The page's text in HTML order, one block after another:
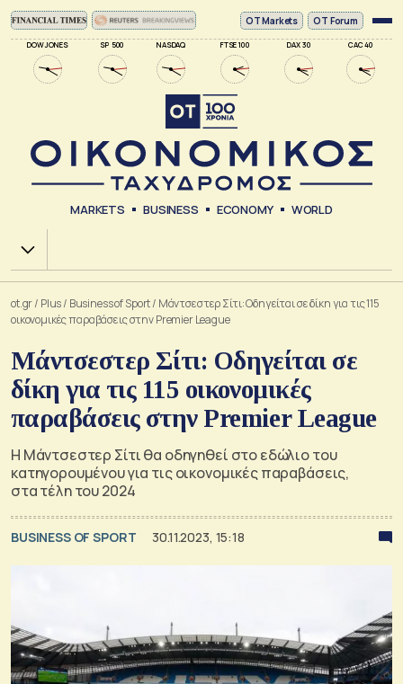
DOW JONES SP 500 NASDAQ FTSE 100 DAX 30 CAC 40
ΟΤ Markets OT Forum
MARKETS BUSINESS ECONOMY WORLD
Χ.Α.
ot.gr/ Plus/ Business of Sport/ Μάντσεστερ Σίτι: Οδηγείται σε δίκη για τις 115
οικονομικές παραβάσεις στην Premier League
Μάντσεστερ Σίτι: Οδηγείται σε
δίκη για τις 115 οικονομικές
παραβάσεις στην Premier League
Η Μάντσεστερ Σίτι θα οδηγηθεί στο εδώλιο του
κατηγορουμένου για τις οικονομικές παραβάσεις,
στα τέλη του 2024
BUSINESS OF SPORT 30.11.2023, 15:18